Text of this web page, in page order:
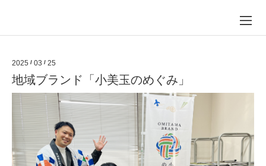
2025 / 03 / 25
地域ブランド「小美玉のめぐみ」